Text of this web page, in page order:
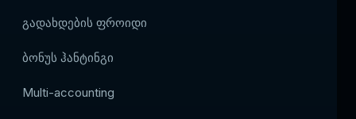
გადახდების ფროიდი
ბონუს ჰანტინგი
Multi-accounting